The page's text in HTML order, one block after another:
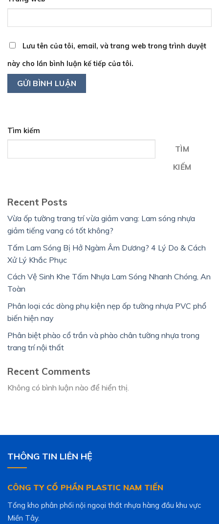
Lưu tên của tôi, email, và trang web trong trình duyệt
này cho lần bình luận kế tiếp của tôi.
Tìm kiếm
TÌM
KIẾM
Recent Posts
Vừa ốp tường trang trí vừa giảm vang: Lam sóng nhựa
giảm tiếng vang có tốt không?
Tấm Lam Sóng Bị Hở Ngàm Âm Dương? 4 Lý Do & Cách
Xử Lý Khắc Phục
Cách Vệ Sinh Khe Tấm Nhựa Lam Sóng Nhanh Chóng, An
Toàn
Phân loại các dòng phụ kiện nẹp ốp tường nhựa PVC phổ
biến hiện nay
Phân biệt phào cổ trần và phào chân tường nhựa trong
trang trí nội thất
Recent Comments
Không có bình luận nào để hiển thị.
THÔNG TIN LIÊN HỆ
CÔNG TY CỔ PHẦN PLASTIC NAM TIẾN
Tổng kho phân phối nội ngoại thất nhựa hàng đầu khu vực
Miền Tây.